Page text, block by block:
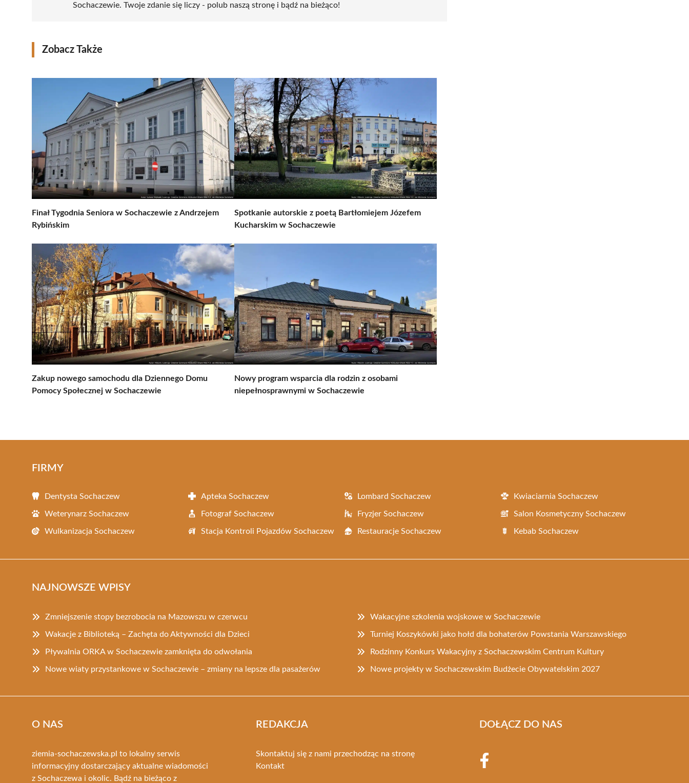
Sochaczewie. Twoje zdanie się liczy - polub naszą stronę i bądź na bieżąco!
Zobacz Także
Finał Tygodnia Seniora w Sochaczewie z Andrzejem
Rybińskim
Spotkanie autorskie z poetą Bartłomiejem Józefem
Kucharskim w Sochaczewie
Zakup nowego samochodu dla Dziennego Domu
Pomocy Społecznej w Sochaczewie
Nowy program wsparcia dla rodzin z osobami
niepełnosprawnymi w Sochaczewie
FIRMY
Dentysta Sochaczew Apteka Sochaczew Lombard Sochaczew Kwiaciarnia Sochaczew
Weterynarz Sochaczew Fotograf Sochaczew Fryzjer Sochaczew Salon Kosmetyczny Sochaczew
Wulkanizacja Sochaczew Stacja Kontroli Pojazdów Sochaczew Restauracje Sochaczew Kebab Sochaczew
NAJNOWSZE WPISY
Zmniejszenie stopy bezrobocia na Mazowszu w czerwcu Wakacyjne szkolenia wojskowe w Sochaczewie
Wakacje z Biblioteką – Zachęta do Aktywności dla Dzieci Turniej Koszykówki jako hołd dla bohaterów Powstania Warszawskiego
Pływalnia ORKA w Sochaczewie zamknięta do odwołania Rodzinny Konkurs Wakacyjny z Sochaczewskim Centrum Kultury
Nowe wiaty przystankowe w Sochaczewie – zmiany na lepsze dla pasażerów Nowe projekty w Sochaczewskim Budżecie Obywatelskim 2027
O NAS
ziemia-sochaczewska.pl to lokalny serwis
informacyjny dostarczający aktualne wiadomości
z Sochaczewa i okolic. Bądź na bieżąco z
REDAKCJA
Skontaktuj się z nami przechodząc na stronę
Kontakt
DOŁĄCZ DO NAS